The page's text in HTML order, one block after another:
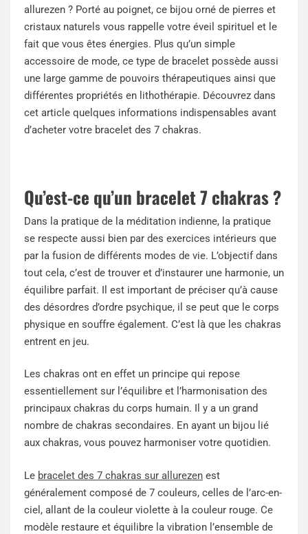
allurezen ? Porté au poignet, ce bijou orné de pierres et
cristaux naturels vous rappelle votre éveil spirituel et le
fait que vous êtes énergies. Plus qu’un simple
accessoire de mode, ce type de bracelet possède aussi
une large gamme de pouvoirs thérapeutiques ainsi que
différentes propriétés en lithothérapie. Découvrez dans
cet article quelques informations indispensables avant
d’acheter votre bracelet des 7 chakras.
Qu’est-ce qu’un bracelet 7 chakras ?
Dans la pratique de la méditation indienne, la pratique
se respecte aussi bien par des exercices intérieurs que
par la fusion de différents modes de vie. L’objectif dans
tout cela, c’est de trouver et d’instaurer une harmonie, un
équilibre parfait. Il est important de préciser qu’à cause
des désordres d’ordre psychique, il se peut que le corps
physique en souffre également. C’est là que les chakras
entrent en jeu.
Les chakras ont en effet un principe qui repose
essentiellement sur l’équilibre et l’harmonisation des
principaux chakras du corps humain. Il y a un grand
nombre de chakras secondaires. En ayant un bijou lié
aux chakras, vous pouvez harmoniser votre quotidien.
Le bracelet des 7 chakras sur allurezen est
généralement composé de 7 couleurs, celles de l’arc-en-
ciel, allant de la couleur violette à la couleur rouge. Ce
modèle restaure et équilibre la vibration l’ensemble de